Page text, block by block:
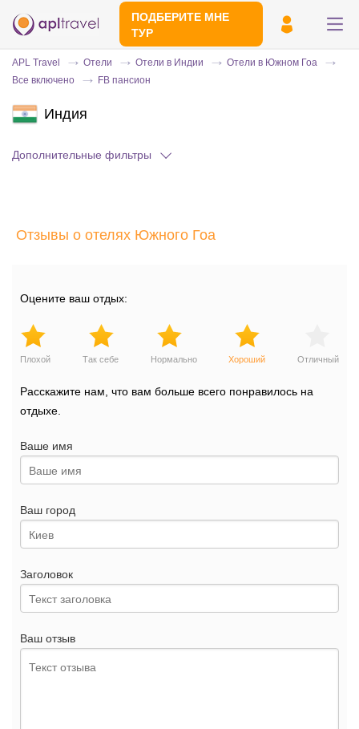
ПОДБЕРИТЕ МНЕ
ТУР
APL Travel Отели Отели в Индии
Отели в Южном Гоа
Все включено
FB пансион
Индия
Дополнительные фильтры
Отзывы о отелях Южного Гоа
Оцените ваш отдых:
Плохой Так себе Нормально Хороший Отличный
Расскажите нам, что вам больше всего понравилось на
отдыхе.
Ваше имя
Ваш город
Заголовок
Ваш отзыв